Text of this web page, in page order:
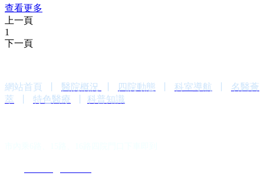
查看更多
上一頁
1
下一頁
網站首頁 醫院概況 四院動態 科室導航
名醫薈
萃
特色醫療 科普知識